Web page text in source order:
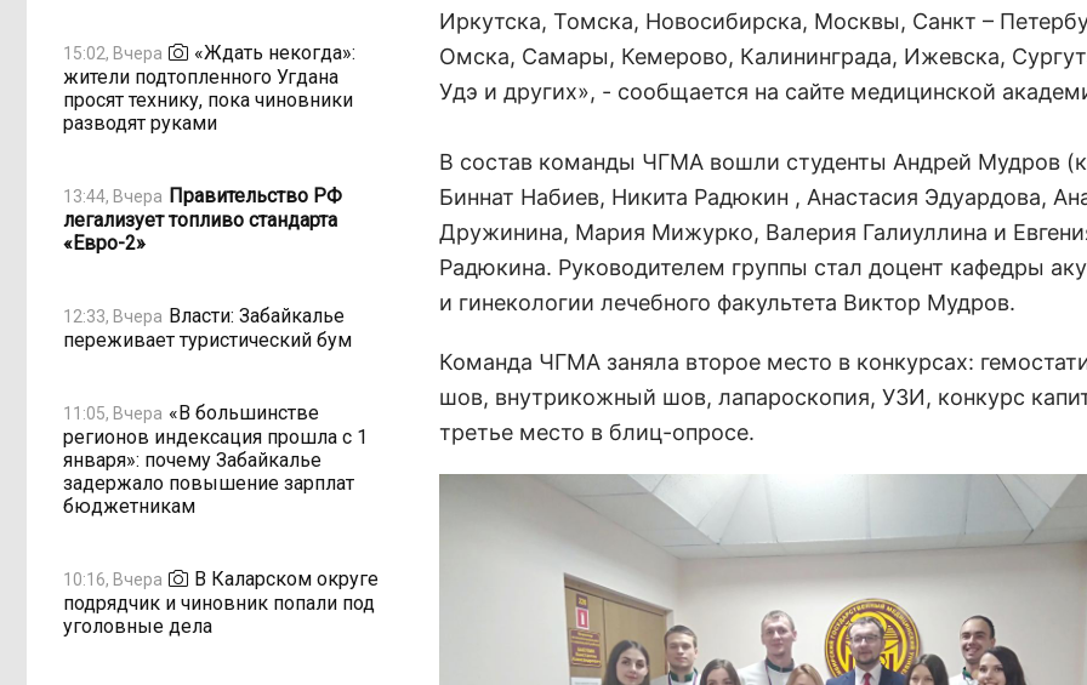
15:02, Вчера
«Ждать некогда»:
жители подтопленного Угдана
просят технику, пока чиновники
разводят руками
13:44, Вчера Правительство РФ
легализует топливо стандарта
«Евро-2»
12:33, Вчера Власти: Забайкалье
переживает туристический бум
11:05, Вчера «В большинстве
регионов индексация прошла с 1
января»: почему Забайкалье
задержало повышение зарплат
бюджетникам
10:16, Вчера
В Каларском округе
подрядчик и чиновник попали под
уголовные дела
Иркутска, Томска, Новосибирска, Москвы, Санкт –
Омска, Самары, Кемерово, Калининграда, Ижевска,
Удэ и других», - сообщается на сайте медицинской
В состав команды ЧГМА вошли студенты Андрей Мудров
Биннат Набиев, Никита Радюкин , Анастасия Эдуардова,
Дружинина, Мария Мижурко, Валерия Галиуллина и
Радюкина. Руководителем группы стал доцент кафедры
и гинекологии лечебного факультета Виктор Мудров.
Команда ЧГМА заняла второе место в конкурсах:
шов, внутрикожный шов, лапароскопия, УЗИ, конкурс
третье место в блиц-опросе.